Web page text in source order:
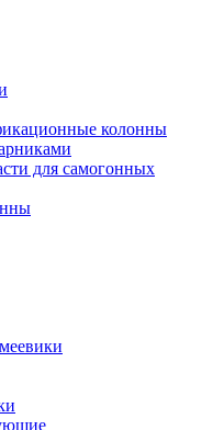
колонны
для самогонных